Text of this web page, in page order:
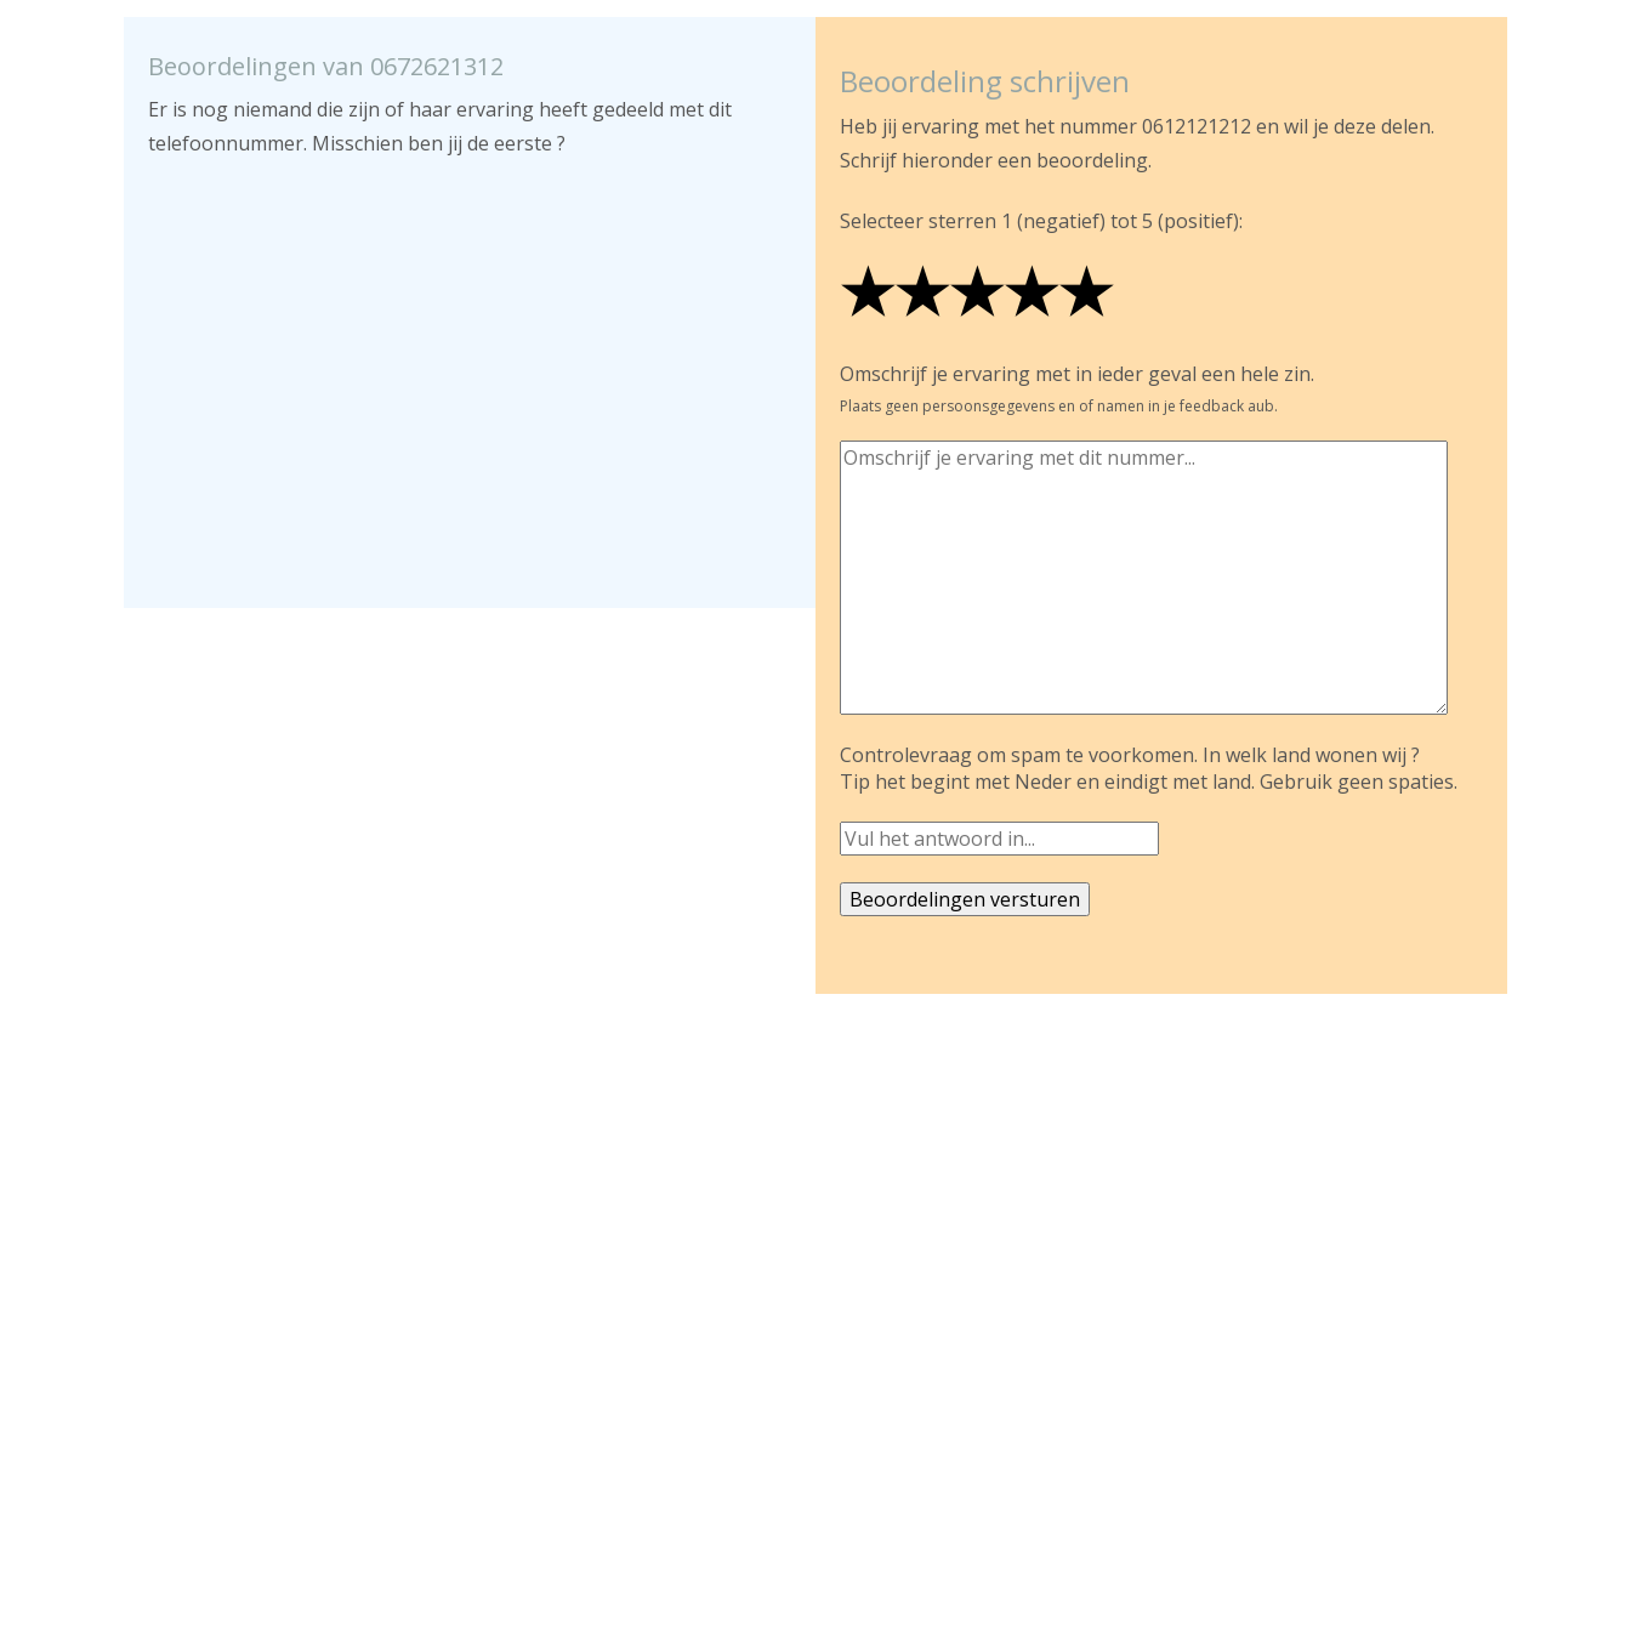
Beoordelingen van 0672621312
Er is nog niemand die zijn of haar ervaring heeft gedeeld met dit
telefoonnummer. Misschien ben jij de eerste ?
Beoordeling schrijven
Heb jij ervaring met het nummer 0612121212 en wil je deze delen.
Schrijf hieronder een beoordeling.
Selecteer sterren 1 (negatief) tot 5 (positief):
★
★★
★★★
★★★★
★★★★★
Omschrijf je ervaring met in ieder geval een hele zin.
Plaats geen persoonsgegevens en of namen in je feedback aub.
Controlevraag om spam te voorkomen. In welk land wonen wij ?
Tip het begint met Neder en eindigt met land. Gebruik geen spaties.